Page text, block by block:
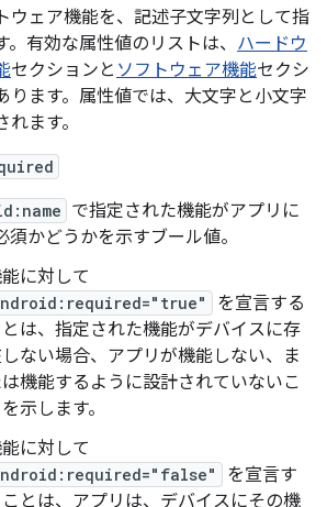
ウェア機能を、記述子文字列として指
。有効な属性値のリストは、 ハードウ
セクションと ソフトウェア機能セクシ
ります。属性値では、大文字と小文字
ます。
で指定された機能がアプリに
須かどうかを示すブール値。
に対して
を宣言する
とは、指定された機能がデバイスに存
ない場合、アプリが機能しない、ま
は機能するように設計されていない こ
示します。
に対して
を宣言す
ことは、アプリは、デバイスにその機